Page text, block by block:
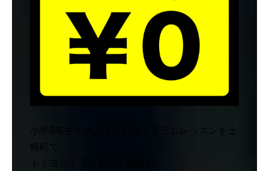
小学3年生〜大人まで歓迎！ドラムレッスンを士
幌町で